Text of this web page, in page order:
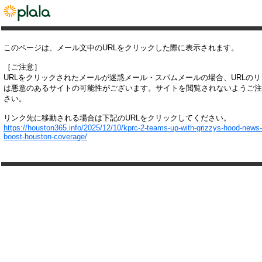
このページは、メール文中のURLをクリックした際に表示されます。
［ご注意］
URLをクリックされたメールが迷惑メール・スパムメールの場合、URLの
は悪意のあるサイトの可能性がございます。サイトを閲覧されないようご
さい。
リンク先に移動される場合は下記のURLをクリックしてください。
https://houston365.info/2025/12/10/kprc-2-teams-up-with-grizzys-hood-
boost-houston-coverage/